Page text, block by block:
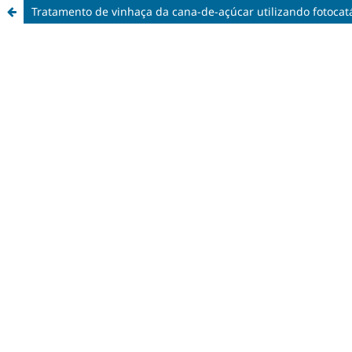
Tratamento de vinhaça da cana-de-açúcar utilizando